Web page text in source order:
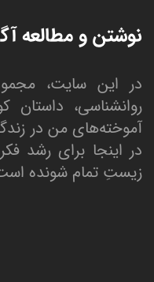
نوشتن و مطالعه
در این سایت،
روانشناسی، داستان
آموخته‌های من در
در اینجا برای رشد
زیستِ تمام شونده